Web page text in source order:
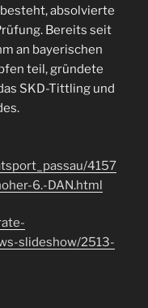
besteht, absolvierte
Bereits seit
an bayerischen
teil, gründete
SKD-Tittling und
4157
6.-DAN.html
slideshow/2513-